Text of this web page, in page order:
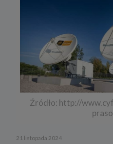
Źródło: http://
21 listopada 2024